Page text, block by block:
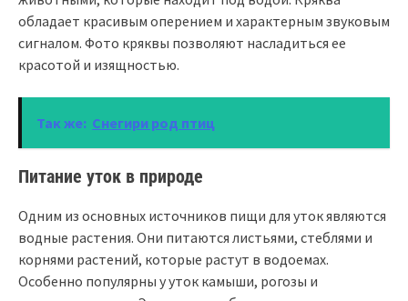
обладает красивым оперением и характерным звуковым
сигналом. Фото кряквы позволяют насладиться ее
красотой и изящностью.
Так же: Снегири род птиц
Питание уток в природе
Одним из основных источников пищи для уток являются
водные растения. Они питаются листьями, стеблями и
корнями растений, которые растут в водоемах.
Особенно популярны у уток камыши, рогозы и